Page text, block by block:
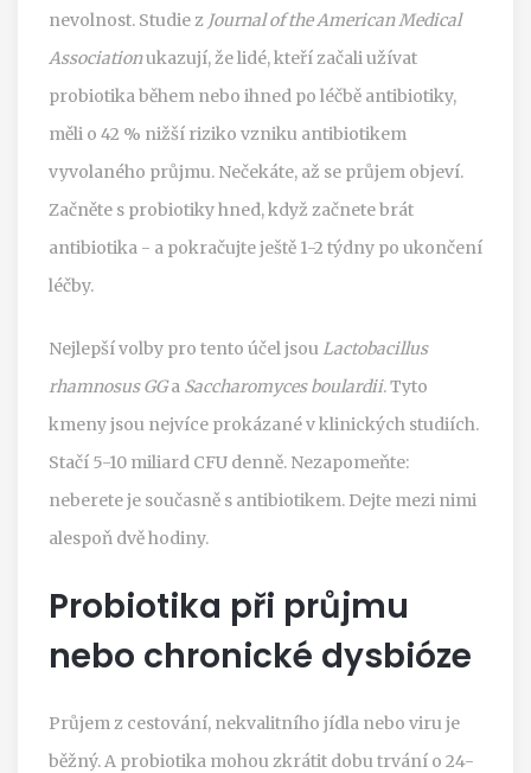
nevolnost. Studie z Journal of the American Medical
Associationukazují, že lidé, kteří začali užívat
probiotika během nebo ihned po léčbě antibiotiky,
měli o 42 % nižší riziko vzniku antibiotikem
vyvolaného průjmu. Nečekáte, až se průjem objeví.
Začněte s probiotiky hned, když začnete brát
antibiotika - a pokračujte ještě 1-2 týdny po ukončení
léčby.
Nejlepší volby pro tento účel jsouLactobacillus
rhamnosus GGa Saccharomyces boulardii. Tyto
kmeny jsou nejvíce prokázané v klinických studiích.
Stačí 5-10 miliard CFU denně. Nezapomeňte:
neberete je současně s antibiotikem. Dejte mezi nimi
alespoň dvě hodiny.
Probiotika při průjmu
nebo chronické dysbióze
Průjem z cestování, nekvalitního jídla nebo viru je
běžný. A probiotika mohou zkrátit dobu trvání o 24-